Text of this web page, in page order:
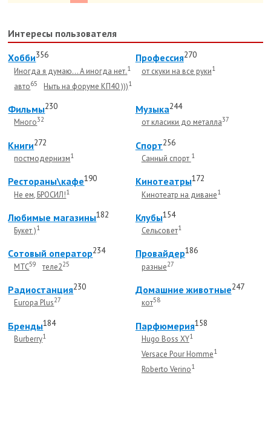
Интересы пользователя
Хобби356
Иногда я думаю... А иногда нет.1
авто65 Ныть на форуме КП40 )))1
Профессия270
от скуки на все руки1
Фильмы230
Много32
Музыка244
от класики до металла37
Книги272
постмодернизм1
Спорт256
Санный спорт 1
Рестораны\кафе190
Не ем, БРОСИЛ!1
Кинотеатры172
Кинотеатр на диване1
Любимые магазины182
Букет )1
Клубы154
Сельсовет1
Cотовый оператор234
МТС59 теле225
Провайдер186
разные27
Радиостанция230
Europa Plus27
Домашние животные247
кот58
Бренды184
Burberry1
Парфюмерия158
Hugo Boss XY1
Versace Pour Homme1
Roberto Verino1